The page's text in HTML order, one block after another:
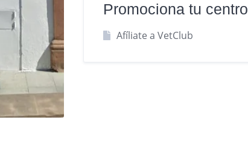
Promociona tu centro
Afíliate a VetClub